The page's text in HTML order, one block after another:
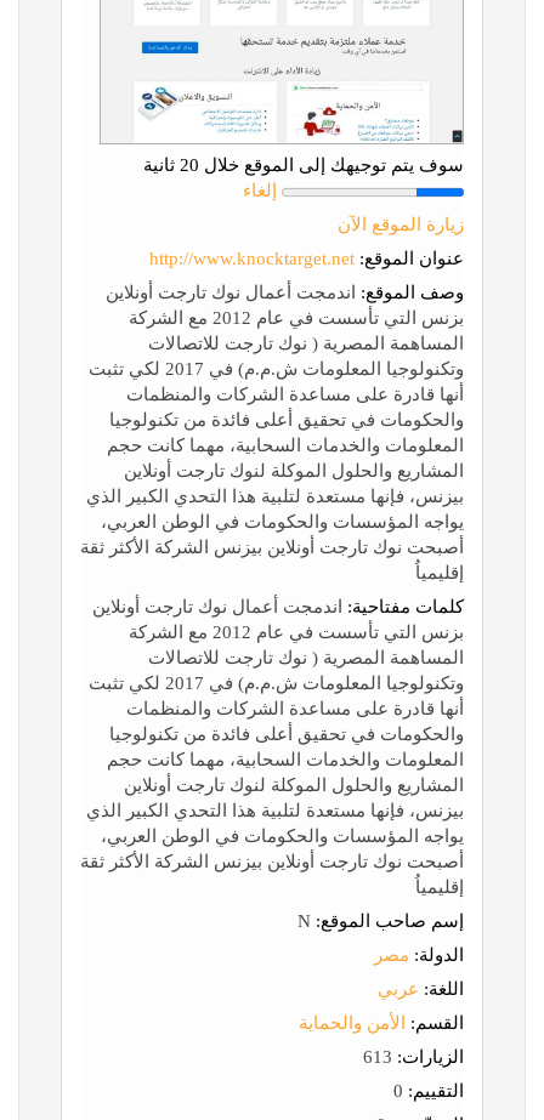
سوف يتم توجيهك إلى الموقع خلال 20 ثانية
إلغاء
زيارة الموقع الآن
عنوان الموقع: http://www.knocktarget.net
وصف الموقع: اندمجت أعمال نوك تارجت أونلاين
بزنس التي تأسست في عام 2012 مع الشركة
المساهمة المصرية ( نوك تارجت للاتصالات
وتكنولوجيا المعلومات ش.م.م) في 2017 لكي تثبت
أنها قادرة على مساعدة الشركات والمنظمات
والحكومات في تحقيق أعلى فائدة من تكنولوجيا
المعلومات والخدمات السحابية، مهما كانت حجم
المشاريع والحلول الموكلة لنوك تارجت أونلاين
بيزنس، فإنها مستعدة لتلبية هذا التحدي الكبير الذي
يواجه المؤسسات والحكومات في الوطن العربي،
أصبحت نوك تارجت أونلاين بيزنس الشركة الأكثر ثقة
إقليمياُ
كلمات مفتاحية: اندمجت أعمال نوك تارجت أونلاين
بزنس التي تأسست في عام 2012 مع الشركة
المساهمة المصرية ( نوك تارجت للاتصالات
وتكنولوجيا المعلومات ش.م.م) في 2017 لكي تثبت
أنها قادرة على مساعدة الشركات والمنظمات
والحكومات في تحقيق أعلى فائدة من تكنولوجيا
المعلومات والخدمات السحابية، مهما كانت حجم
المشاريع والحلول الموكلة لنوك تارجت أونلاين
بيزنس، فإنها مستعدة لتلبية هذا التحدي الكبير الذي
يواجه المؤسسات والحكومات في الوطن العربي،
أصبحت نوك تارجت أونلاين بيزنس الشركة الأكثر ثقة
إقليمياُ
إسم صاحب الموقع:
الدولة: مصر
اللغة: عربي
القسم:
الأمن والحماية
الزيارات:
التقييم: